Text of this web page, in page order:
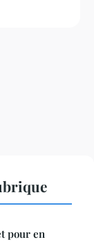
pour en